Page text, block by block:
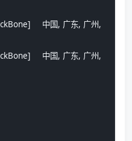
中国, 广东, 广州,
中国, 广东, 广州,